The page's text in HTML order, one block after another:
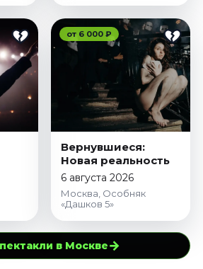
от 6 000 ₽
Вернувшиеся:
Новая реальность
6 августа 2026
Москва, Особняк
«Дашков 5»
в Москве→